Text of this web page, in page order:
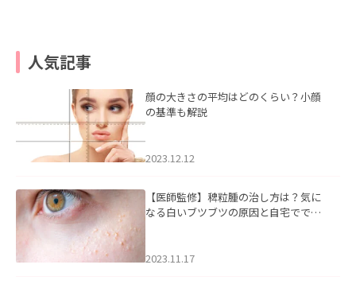
人気記事
顔の大きさの平均はどのくらい？小顔
の基準も解説
2023.12.12
【医師監修】稗粒腫の治し方は？気に
なる白いブツブツの原因と自宅ででき
2023.11.17